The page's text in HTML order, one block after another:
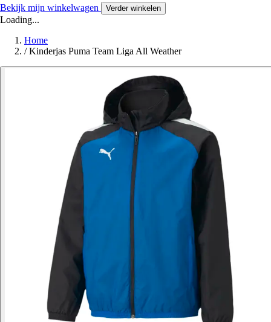
Bekijk mijn winkelwagen Verder winkelen
Loading...
Home
/ Kinderjas Puma Team Liga All Weather